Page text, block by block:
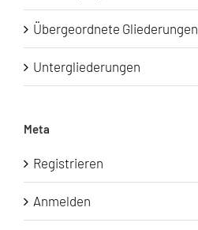
Übergeordnete Gliederungen
Untergliederungen
Meta
Registrieren
Anmelden